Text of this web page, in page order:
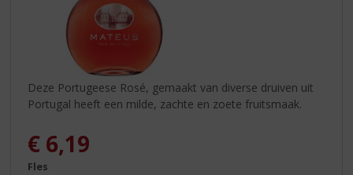
Deze Portugeese Rosé, gemaakt van diverse druiven uit
Portugal heeft een milde, zachte en zoete fruitsmaak.
€ 6,19
Fles